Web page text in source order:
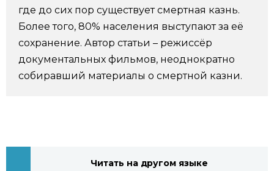
Разделы
Люди
Блог
Экономика
Популярные статьи
Японский язык
Семья
official SNS
где до сих пор существует смертная казнь.
Более того, 80% населения выступают за её
сохранение. Автор статьи – режиссёр
документальных фильмов, неоднократно
собиравший материалы о смертной казни.
Читать на другом языке